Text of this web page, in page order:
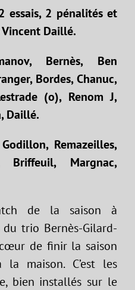
essais, 2 pénalités et
Daillé.
Bernès, Ben
Bordes, Chanuc,
(o), Renom J,
Daillé.
Remazeilles,
Briffeuil, Margnac,
de la saison à
du trio Bernès-Gilard-
de finir la saison
maison. C’est les
bien installés sur le